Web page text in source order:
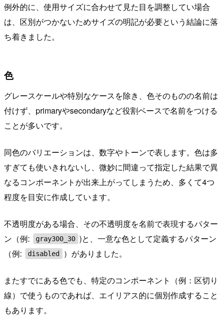
例外的に、使用サイズに合わせて見た目を調整してい場合
は、区別がつかないためサイズの明記が必要という結論に落
ち着きました。
色
グレースケールや特別なケースを除き、色そのものの名前は
付けず、primaryやsecondaryなど役割ベースで名前をつける
ことが多いです。
同色のバリエーションは、数字やトーンで表します。色は多
すぎても使いきれないし、微妙に間違って指定した結果で異
なるコンポーネントが出来上がってしまうため、多くて4つ
程度を目安に作成しています。
不透明度がある場合、その不透明度を名前で表現するパター
ン（例:
gray300_30 )と、一意な色として定義するパターン
（例:
disabled ）がありました。
またすでにある色でも、特定のコンポーネント（例：区切り
線）で使うものであれば、エイリアス的に個別作成すること
もあります。